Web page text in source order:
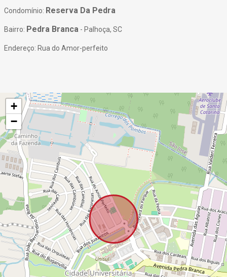
Condomínio: Reserva Da Pedra
Bairro: Pedra Branca - Palhoça, SC
Endereço: Rua do Amor-perfeito
+
−